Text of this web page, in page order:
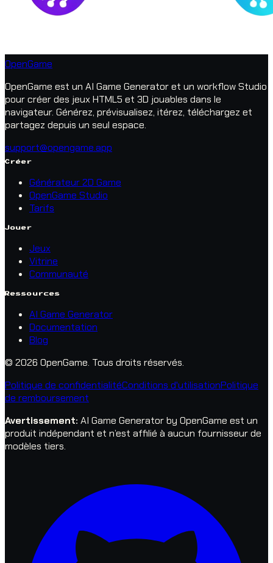
OpenGame
OpenGame est un AI Game Generator et un workflow Studio
pour créer des jeux HTML5 et 3D jouables dans le
navigateur. Générez, prévisualisez, itérez, téléchargez et
partagez depuis un seul espace.
support@opengame.app
Créer
Générateur 2D Game
OpenGame Studio
Tarifs
Jouer
Jeux
Vitrine
Communauté
Ressources
AI Game Generator
Documentation
Blog
© 2026 OpenGame. Tous droits réservés.
Politique de confidentialitéConditions d'utilisationPolitique
de remboursement
Avertissement: AI Game Generator by OpenGame est un
produit indépendant et n’est affilié à aucun fournisseur de
modèles tiers.